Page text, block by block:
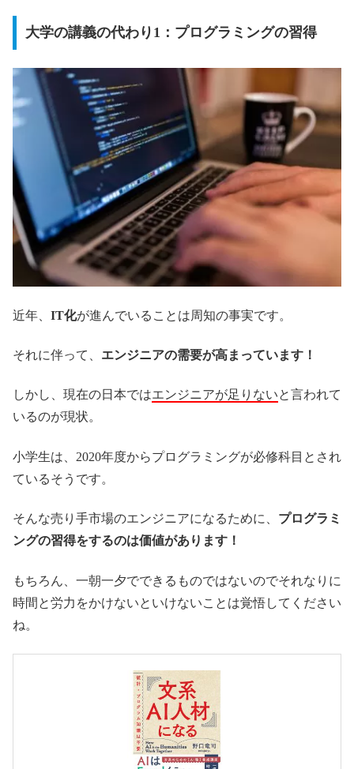
大学の講義の代わり1：プログラミングの習得
近年、 IT化が進んでいることは周知の事実です。
それに伴って、 エンジニアの需要が高まっています！
しかし、現在の日本ではエンジニアが足りないと言われて
いるのが現状。
小学生は、2020年度からプログラミングが必修科目とされ
ているそうです。
そんな売り手市場のエンジニアになるために、 プログラミ
ングの習得をするのは価値があります！
もちろん、一朝一夕でできるものではないのでそれなりに
時間と労力をかけないといけないことは覚悟してください
ね。